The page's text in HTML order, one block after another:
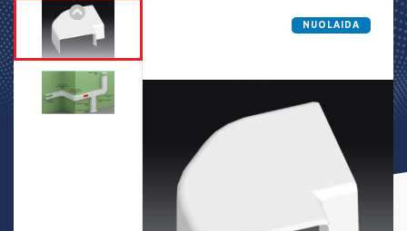
NUOLAIDA